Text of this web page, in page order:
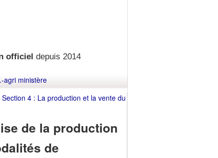
officiel depuis 2014
agri ministère
Section 4 : La production et la vente du
de la production
de